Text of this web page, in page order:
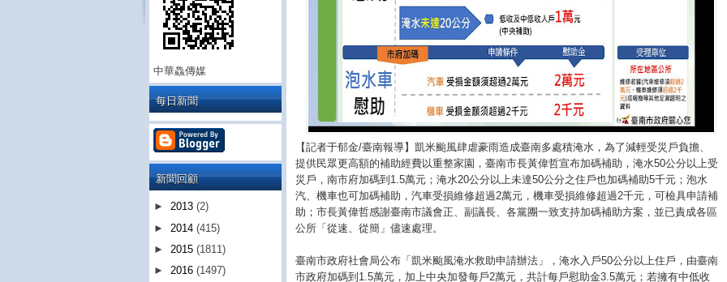
【記者于郁金/臺南報導】凱米颱風肆虐豪雨造成臺南多處積淹水，為了減輕受災戶負擔、
提供民眾更高額的補助經費以重整家園，臺南市長黃偉哲宣布加碼補助，淹水50公分以上受
災戶，南市府加碼到1.5萬元；淹水20公分以上未達50公分之住戶也加碼補助5千元；泡水
汽、機車也可加碼補助，汽車受損維修超過2萬元，機車受損維修超過2千元，可檢具申請補
助；市長黃偉哲感謝臺南市議會正、副議長、各黨團一致支持加碼補助方案，並已責成各區
公所「從速、從簡」儘速處理。
臺南市政府社會局公布「凱米颱風淹水救助申請辦法」，淹水入戶50公分以上住戶，由臺南
市政府加碼到1.5萬元，加上中央加發每戶2萬元，共計每戶慰助金3.5萬元；若擁有中低收
中華鱻傳媒
每日新聞
新聞回顧
► 2013 (2)
► 2014 (415)
► 2015 (1811)
► 2016 (1497)